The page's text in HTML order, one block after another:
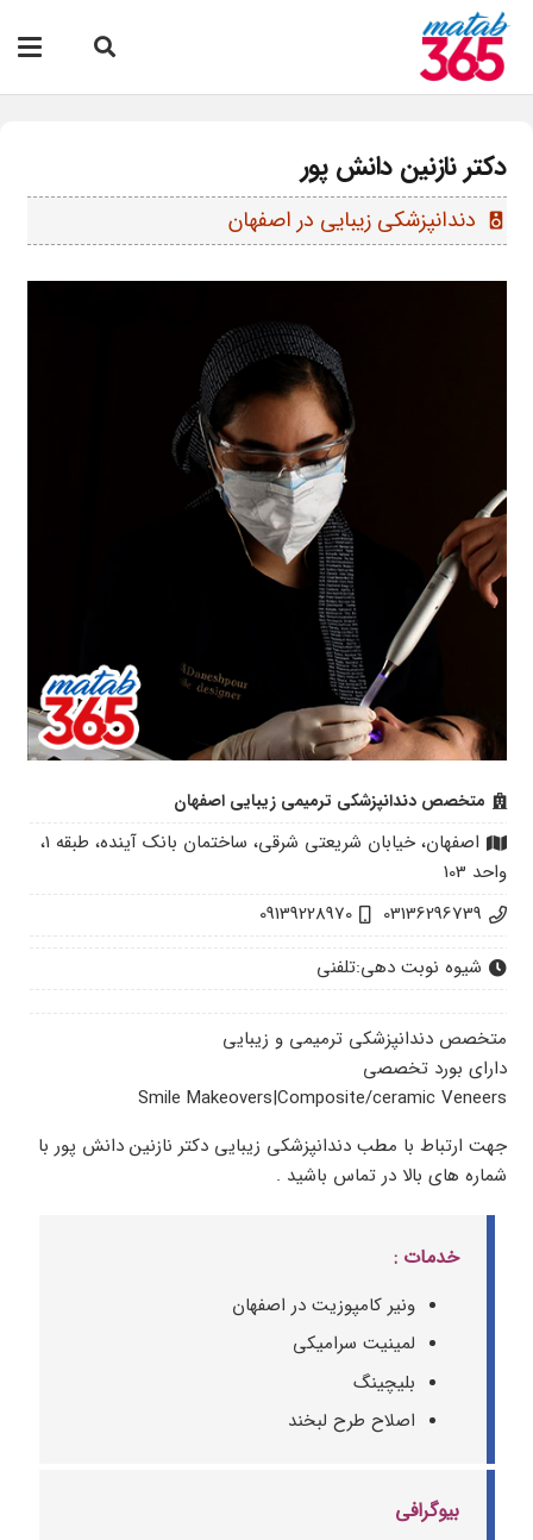
دکتر نازنین دانش پور
speaker دندانپزشکی زیبایی در اصفهان
متخصص دندانپزشکی ترمیمی زیبایی اصفهان
اصفهان، خیابان شریعتی شرقی، ساختمان بانک آینده، طبقه 1،
واحد 103
03136296739
09139228970
شیوه نوبت دهی:تلفنی
متخصص دندانپزشکی ترمیمی و زیبایی
دارای بورد تخصصی
Smile Makeovers|Composite/ceramic Veneers
جهت ارتباط با مطب دندانپزشکی زیبایی دکتر نازنین دانش پور با
شماره های بالا در تماس باشید .
خدمات :
ونیر کامپوزیت در اصفهان
لمینیت سرامیکی
بلیچینگ
اصلاح طرح لبخند
بیوگرافی